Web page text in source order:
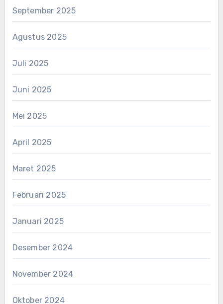
September 2025
Agustus 2025
Juli 2025
Juni 2025
Mei 2025
April 2025
Maret 2025
Februari 2025
Januari 2025
Desember 2024
November 2024
Oktober 2024